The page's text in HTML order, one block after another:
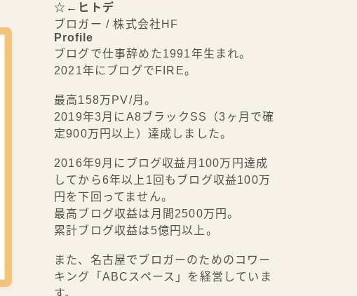
いますぐ始める
☆←ヒトデ
ブロガー / 株式会社HF
Profile
ブログで仕事辞めた1991年生まれ。
2021年にブログでFIRE。
最高158万PV/月。
2019年3月にA8ブラックSS（3ヶ月で確
定900万円以上）達成しました。
2016年9月にブログ収益月100万円達成
してから6年以上1回もブログ収益100万
円を下回ってません。
最高ブログ収益は月間2500万円。
累計ブログ収益は5億円以上。
また、名古屋でブロガーのためのコワー
キング「ABCスペース」を経営していま
す。